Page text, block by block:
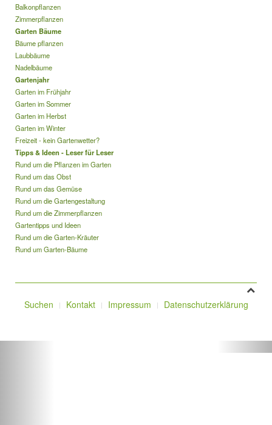
Balkonpflanzen
Zimmerpflanzen
Garten Bäume
Bäume pflanzen
Laubbäume
Nadelbäume
Gartenjahr
Garten im Frühjahr
Garten im Sommer
Garten im Herbst
Garten im Winter
Freizeit - kein Gartenwetter?
Tipps & Ideen - Leser für Leser
Rund um die Pflanzen im Garten
Rund um das Obst
Rund um das Gemüse
Rund um die Gartengestaltung
Rund um die Zimmerpflanzen
Gartentipps und Ideen
Rund um die Garten-Kräuter
Rund um Garten-Bäume
Suchen Kontakt Impressum Datenschutzerklärung